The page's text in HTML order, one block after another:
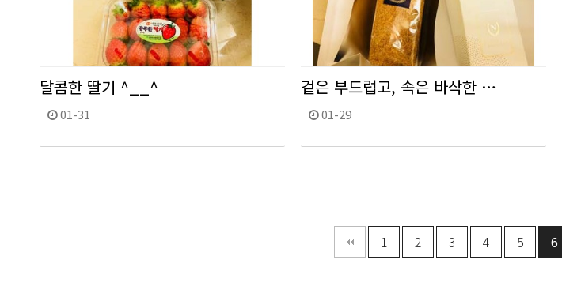
달콤한 딸기 ^__^
01-31
겉은 부드럽고, 속은 바삭한 …
01-29
1 2 3 4 5 6
맨끝